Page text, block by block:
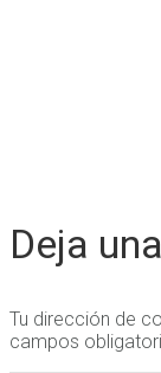
Deja
Tu dirección de
campos